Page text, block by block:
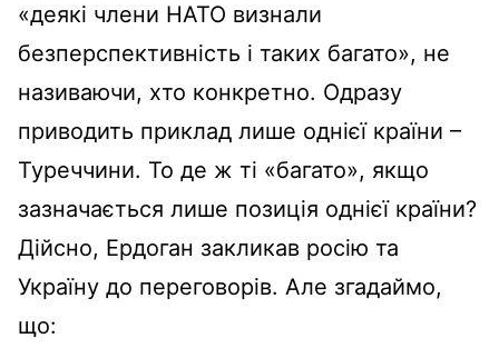
«деякі члени НАТО визнали
безперспективність і таких багато», не
називаючи, хто конкретно. Одразу
приводить приклад лише однієї країни –
Туреччини. То де ж ті «багато», якщо
зазначається лише позиція однієї країни?
Дійсно, Ердоган закликав росію та
Україну до переговорів. Але згадаймо,
що: